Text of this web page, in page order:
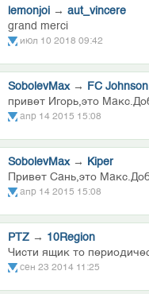
lemonjoi → aut_vincere
grand merci
июл 10 2018 09:42
SobolevMax→
FC
привет Игорь,это
апр 14 2015 15:08
SobolevMax→
Kiper
Привет Сань,это
апр 14 2015 15:08
PTZ → 10Region
Чисти ящик то
сен 23 2014 11:25